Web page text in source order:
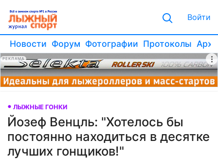
Войти
Новости Форум Фотографии Протоколы
РЕКЛАМА
ЛЫЖНЫЕ ГОНКИ
Йозеф Венцль: "Хотелось бы
постоянно находиться в десятке
лучших гонщиков!"